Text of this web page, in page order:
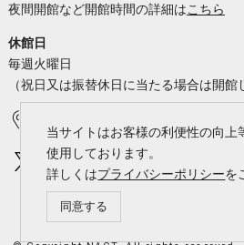
当サイトはお客様の利便性の向上
使用しております。
詳しくはプライバシーポリシーを
同意する
夜間開館など開館時間の詳細はこちら
休館日
毎週火曜日
（祝日又は振替休日に当たる場合は開館